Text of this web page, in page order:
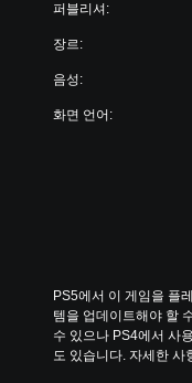
퍼블리셔:
장르:
음성:
화면 언어:
PS5에서 이 게임을 플
템을 업데이트해야 할
수 있으나 PS4에서 사
도 있습니다. 자세한